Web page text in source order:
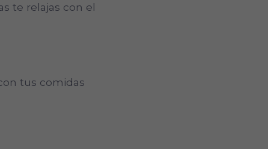
te relajas con el
tus comidas